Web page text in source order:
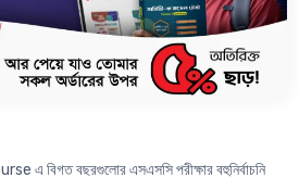
এর মাধ্যমে কোনো একটি অধ্যায় MCQ বা CQ এর
কতটা গুরুত্বপূর্ণ চুলচেরা বিশ্লেষণের মাধ্যমে
বিগত বছরগুলোর এসএসসি পরীক্ষার বহুনির্বাচনি